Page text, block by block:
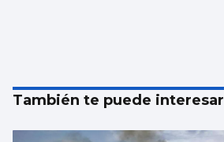
También te puede interesar